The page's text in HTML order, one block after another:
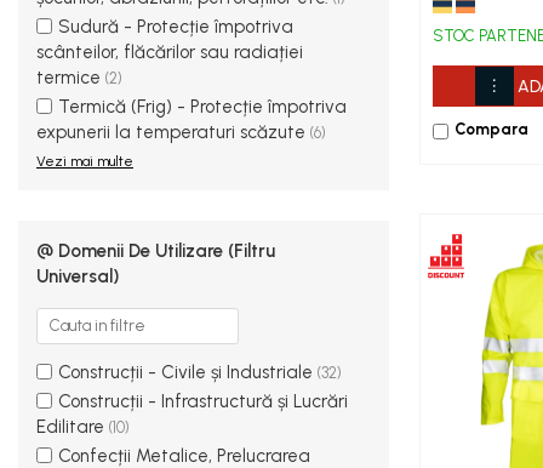
Protecție chimică si biologică
Protecție sudură
Protecție termică (căldură)
Protecție termică (frig)
Anti-vibrații
Electroizolante
Protecție specială
Riscuri minime
Mânecuțe (Cotiere)
Accesorii
CĂȘTI DE PROTECȚIE
PROTECȚIA OCHILOR
Sudură - Protecție împotriva
scânteilor, flăcărilor sau radiației
termice (2)
Termică (Frig) - Protecție împotriva
expunerii la temperaturi scăzute (6)
Vezi mai multe
@ Domenii De Utilizare (Filtru
Universal)
Construcții - Civile și Industriale (32)
Construcții - Infrastructură și Lucrări
Edilitare (10)
Confecții Metalice, Prelucrarea
g/mp
STOC
Compara